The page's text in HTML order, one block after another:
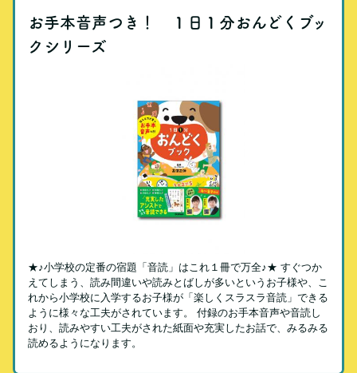
お手本音声つき！ １日１分おんどくブッ
クシリーズ
★♪小学校の定番の宿題「音読」はこれ１冊で万全♪★ すぐつか
えてしまう、読み間違いや読みとばしが多いというお子様や、こ
れから小学校に入学するお子様が「楽しくスラスラ音読」できる
ように様々な工夫がされています。 付録のお手本音声や音読し
おり、読みやすい工夫がされた紙面や充実したお話で、みるみる
読めるようになります。